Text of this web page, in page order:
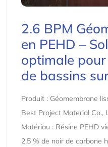
2.6 BPM
en PEHD –
optimale
de bassins
Produit : Géomembrane
Best Project Material Co.,
Matériau : Résine PEHD
2,5 % de noir de carbone